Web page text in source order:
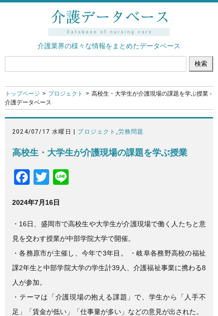
介護業界の様々な情報をまとめたデータベース
トップページ プロジェクト
高校生・大学生が介護現場の課題を学ぶ授業 -
介護データベース
2024/07/17 水曜日 | プロジェクト ,労務問題
高校生・大学生が介護現場の課題を学ぶ授業
F
c
e
b
o
o
k
T
tt
er
2024年7月16日
・16日、盛岡市で高校生や大学生が介護現場で働く人たちと意
見を交わす授業が中部学院大学で開催。
・各務原市が主催し、今年で3年目。 ・岐阜各務野高校の福祉
課2年生と中部学院大学の学生計39人、介護福祉事業に携わる8
人が参加。
・テーマは「介護現場の抱える課題」で、学生から「人手不
足」「賃金が低い」「仕事量が多い」などの意見が出された。